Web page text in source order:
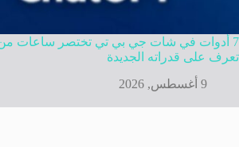
7 أدوات في شات جي بي تي تختصر ساعات
تعرف على قدراته الجديدة
9 أغسطس, 2026